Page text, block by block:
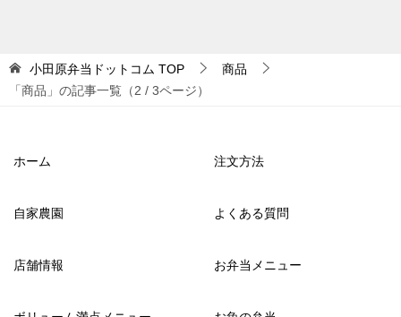
小田原弁当ドットコム TOP
商品
「商品」の記事一覧（2 / 3ページ）
ホーム 注文方法
自家農園 よくある質問
店舗情報 お弁当メニュー